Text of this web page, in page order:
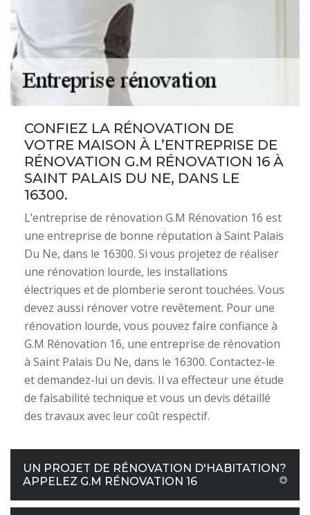
CONFIEZ LA RÉNOVATION DE
VOTRE MAISON À L’ENTREPRISE DE
RÉNOVATION G.M RÉNOVATION 16 À
SAINT PALAIS DU NE, DANS LE
16300.
L’entreprise de rénovation G.M Rénovation 16 est
une entreprise de bonne réputation à Saint Palais
Du Ne, dans le 16300. Si vous projetez de réaliser
une rénovation lourde, les installations
électriques et de plomberie seront touchées. Vous
devez aussi rénover votre revêtement. Pour une
rénovation lourde, vous pouvez faire confiance à
G.M Rénovation 16, une entreprise de rénovation
à Saint Palais Du Ne, dans le 16300. Contactez-le
et demandez-lui un devis. Il va effecteur une étude
de faisabilité technique et vous un devis détaillé
des travaux avec leur coût respectif.
UN PROJET DE RÉNOVATION D'HABITATION?
APPELEZ G.M RÉNOVATION 16